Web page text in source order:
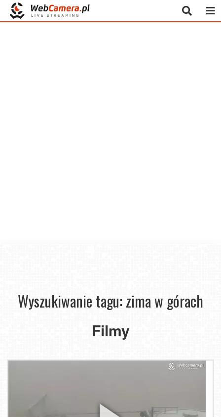
Wyszukiwanie tagu: zima w górach
Filmy